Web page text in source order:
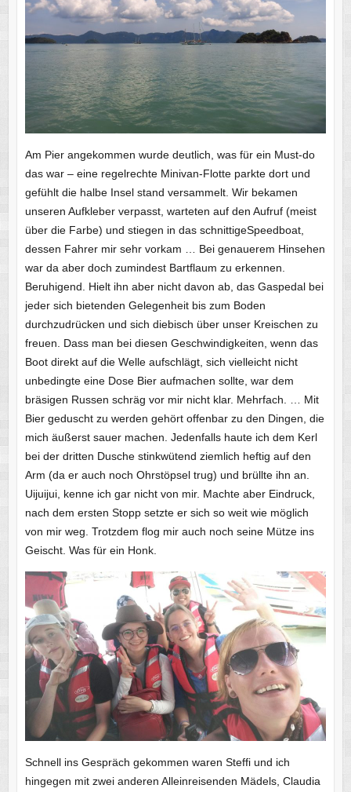
Am Pier angekommen wurde deutlich, was für ein Must-do
das war – eine regelrechte Minivan-Flotte parkte dort und
gefühlt die halbe Insel stand versammelt. Wir bekamen
unseren Aufkleber verpasst, warteten auf den Aufruf (meist
über die Farbe) und stiegen in das schnittigeSpeedboat,
dessen Fahrer mir sehr vorkam … Bei genauerem Hinsehen
war da aber doch zumindest Bartflaum zu erkennen.
Beruhigend. Hielt ihn aber nicht davon ab, das Gaspedal bei
jeder sich bietenden Gelegenheit bis zum Boden
durchzudrücken und sich diebisch über unser Kreischen zu
freuen. Dass man bei diesen Geschwindigkeiten, wenn das
Boot direkt auf die Welle aufschlägt, sich vielleicht nicht
unbedingte eine Dose Bier aufmachen sollte, war dem
bräsigen Russen schräg vor mir nicht klar. Mehrfach. … Mit
Bier geduscht zu werden gehört offenbar zu den Dingen, die
mich äußerst sauer machen. Jedenfalls haute ich dem Kerl
bei der dritten Dusche stinkwütend ziemlich heftig auf den
Arm (da er auch noch Ohrstöpsel trug) und brüllte ihn an.
Uijuijui, kenne ich gar nicht von mir. Machte aber Eindruck,
nach dem ersten Stopp setzte er sich so weit wie möglich
von mir weg. Trotzdem flog mir auch noch seine Mütze ins
Geischt. Was für ein Honk.
Schnell ins Gespräch gekommen waren Steffi und ich
hingegen mit zwei anderen Alleinreisenden Mädels, Claudia